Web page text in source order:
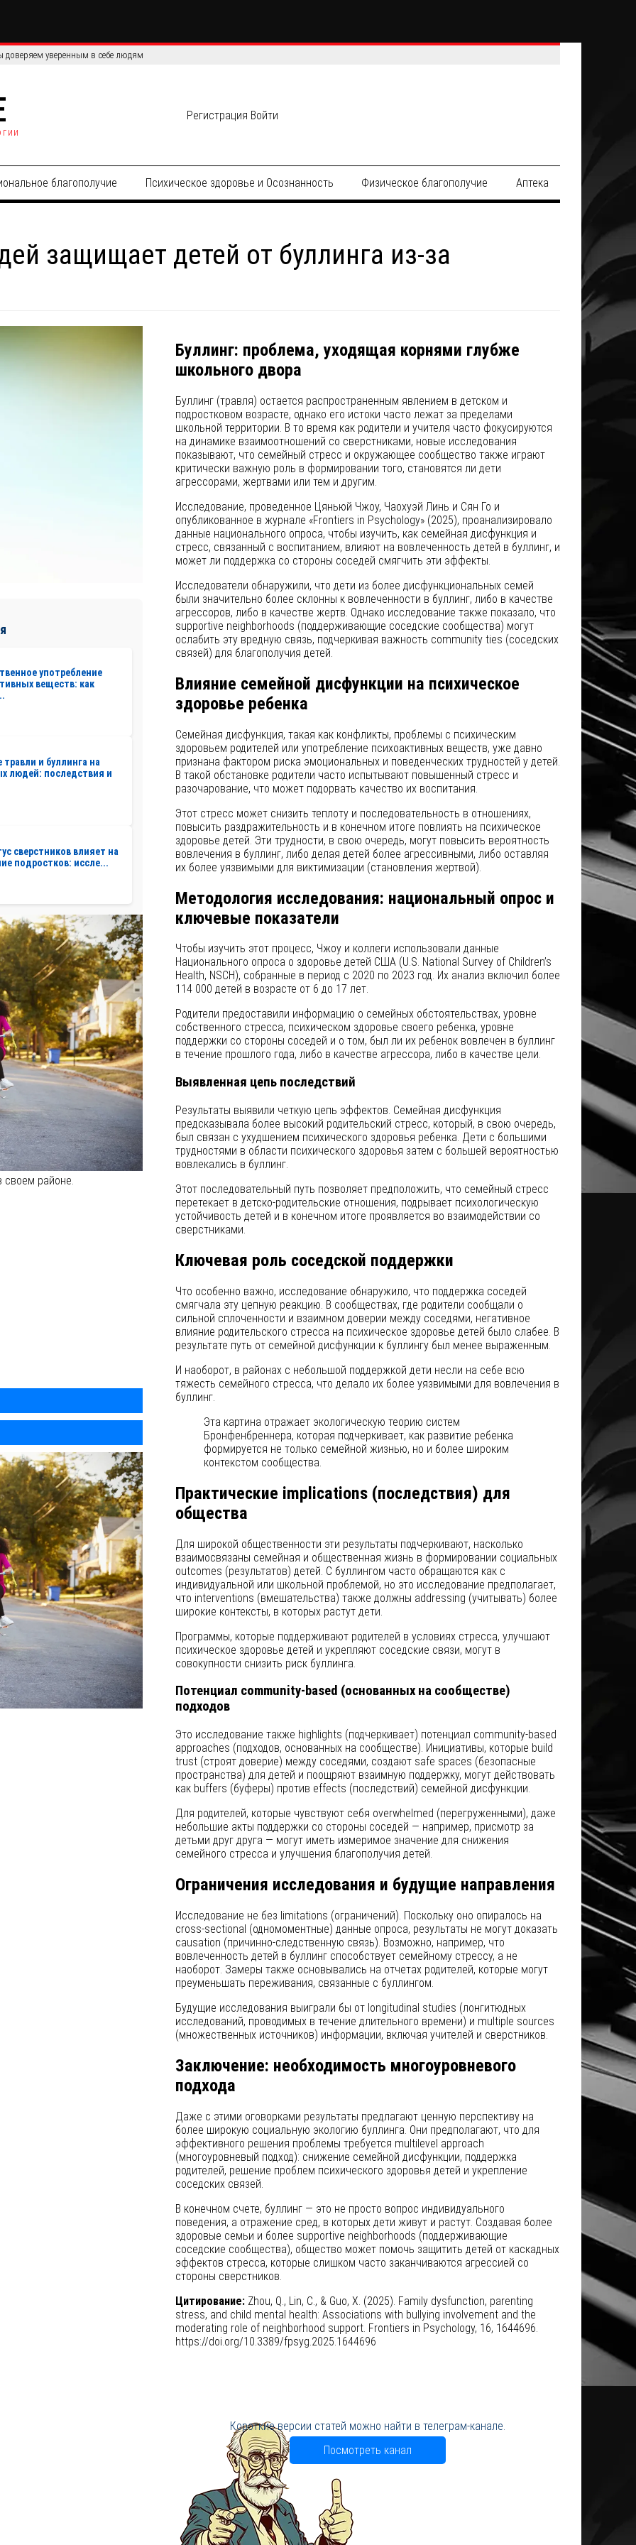
сравнение эффективности и точности данных
Регистрация Войти
благополучие Психическое здоровье и Осознанность Физическое благополучие Аптека
защищает детей от буллинга из-за
употребление
веществ: как
и буллинга на
людей: последствия и
сверстников влияет на
подростков: иссле...
своем районе.
Буллинг: проблема, уходящая корнями глубже
школьного двора
Буллинг (травля) остается распространенным явлением в детском и
подростковом возрасте, однако его истоки часто лежат за пределами
школьной территории. В то время как родители и учителя часто фокусируются
на динамике взаимоотношений со сверстниками, новые исследования
показывают, что семейный стресс и окружающее сообщество также играют
критически важную роль в формировании того, становятся ли дети
агрессорами, жертвами или тем и другим.
Исследование, проведенное Цяньюй Чжоу, Чаохуэй Линь и Сян Го и
опубликованное в журнале «Frontiers in Psychology» (2025), проанализировало
данные национального опроса, чтобы изучить, как семейная дисфункция и
стресс, связанный с воспитанием, влияют на вовлеченность детей в буллинг, и
может ли поддержка со стороны соседей смягчить эти эффекты.
Исследователи обнаружили, что дети из более дисфункциональных семей
были значительно более склонны к вовлеченности в буллинг, либо в качестве
агрессоров, либо в качестве жертв. Однако исследование также показало, что
supportive neighborhoods (поддерживающие соседские сообщества) могут
ослабить эту вредную связь, подчеркивая важность community ties (соседских
связей) для благополучия детей.
Влияние семейной дисфункции на психическое
здоровье ребенка
Семейная дисфункция, такая как конфликты, проблемы с психическим
здоровьем родителей или употребление психоактивных веществ, уже давно
признана фактором риска эмоциональных и поведенческих трудностей у детей.
В такой обстановке родители часто испытывают повышенный стресс и
разочарование, что может подорвать качество их воспитания.
Этот стресс может снизить теплоту и последовательность в отношениях,
повысить раздражительность и в конечном итоге повлиять на психическое
здоровье детей. Эти трудности, в свою очередь, могут повысить вероятность
вовлечения в буллинг, либо делая детей более агрессивными, либо оставляя
их более уязвимыми для виктимизации (становления жертвой).
Методология исследования: национальный опрос и
ключевые показатели
Чтобы изучить этот процесс, Чжоу и коллеги использовали данные
Национального опроса о здоровье детей США (U.S. National Survey of Children’s
Health, NSCH), собранные в период с 2020 по 2023 год. Их анализ включил более
114 000 детей в возрасте от 6 до 17 лет.
Родители предоставили информацию о семейных обстоятельствах, уровне
собственного стресса, психическом здоровье своего ребенка, уровне
поддержки со стороны соседей и о том, был ли их ребенок вовлечен в буллинг
в течение прошлого года, либо в качестве агрессора, либо в качестве цели.
Выявленная цепь последствий
Результаты выявили четкую цепь эффектов. Семейная дисфункция
предсказывала более высокий родительский стресс, который, в свою очередь,
был связан с ухудшением психического здоровья ребенка. Дети с большими
трудностями в области психического здоровья затем с большей вероятностью
вовлекались в буллинг.
Этот последовательный путь позволяет предположить, что семейный стресс
перетекает в детско-родительские отношения, подрывает психологическую
устойчивость детей и в конечном итоге проявляется во взаимодействии со
сверстниками.
Ключевая роль соседской поддержки
Что особенно важно, исследование обнаружило, что поддержка соседей
смягчала эту цепную реакцию. В сообществах, где родители сообщали о
сильной сплоченности и взаимном доверии между соседями, негативное
влияние родительского стресса на психическое здоровье детей было слабее. В
результате путь от семейной дисфункции к буллингу был менее выраженным.
И наоборот, в районах с небольшой поддержкой дети несли на себе всю
тяжесть семейного стресса, что делало их более уязвимыми для вовлечения в
буллинг.
Эта картина отражает экологическую теорию систем
Бронфенбреннера, которая подчеркивает, как развитие ребенка
формируется не только семейной жизнью, но и более широким
контекстом сообщества.
Практические implications (последствия) для
общества
Для широкой общественности эти результаты подчеркивают, насколько
взаимосвязаны семейная и общественная жизнь в формировании социальных
outcomes (результатов) детей. С буллингом часто обращаются как с
индивидуальной или школьной проблемой, но это исследование предполагает,
что interventions (вмешательства) также должны addressing (учитывать) более
широкие контексты, в которых растут дети.
Программы, которые поддерживают родителей в условиях стресса, улучшают
психическое здоровье детей и укрепляют соседские связи, могут в
совокупности снизить риск буллинга.
Потенциал community-based (основанных на сообществе)
подходов
Это исследование также highlights (подчеркивает) потенциал community-based
approaches (подходов, основанных на сообществе). Инициативы, которые build
trust (строят доверие) между соседями, создают safe spaces (безопасные
пространства) для детей и поощряют взаимную поддержку, могут действовать
как buffers (буферы) против effects (последствий) семейной дисфункции.
Для родителей, которые чувствуют себя overwhelmed (перегруженными), даже
небольшие акты поддержки со стороны соседей — например, присмотр за
детьми друг друга — могут иметь измеримое значение для снижения
семейного стресса и улучшения благополучия детей.
Ограничения исследования и будущие направления
Исследование не без limitations (ограничений). Поскольку оно опиралось на
cross-sectional (одномоментные) данные опроса, результаты не могут доказать
causation (причинно-следственную связь). Возможно, например, что
вовлеченность детей в буллинг способствует семейному стрессу, а не
наоборот. Замеры также основывались на отчетах родителей, которые могут
преуменьшать переживания, связанные с буллингом.
Будущие исследования выиграли бы от longitudinal studies (лонгитюдных
исследований, проводимых в течение длительного времени) и multiple sources
(множественных источников) информации, включая учителей и сверстников.
Заключение: необходимость многоуровневого
подхода
Даже с этими оговорками результаты предлагают ценную перспективу на
более широкую социальную экологию буллинга. Они предполагают, что для
эффективного решения проблемы требуется multilevel approach
(многоуровневый подход): снижение семейной дисфункции, поддержка
родителей, решение проблем психического здоровья детей и укрепление
соседских связей.
В конечном счете, буллинг — это не просто вопрос индивидуального
поведения, а отражение сред, в которых дети живут и растут. Создавая более
здоровые семьи и более supportive neighborhoods (поддерживающие
соседские сообщества), общество может помочь защитить детей от каскадных
эффектов стресса, которые слишком часто заканчиваются агрессией со
стороны сверстников.
Цитирование:Zhou, Q., Lin, C., & Guo, X. (2025). Family dysfunction, parenting
stress, and child mental health: Associations with bullying involvement and the
moderating role of neighborhood support. Frontiers in Psychology, 16, 1644696.
https://doi.org/10.3389/fpsyg.2025.1644696
Короткие версии статей можно найти в телеграм-канале.
Посмотреть канал